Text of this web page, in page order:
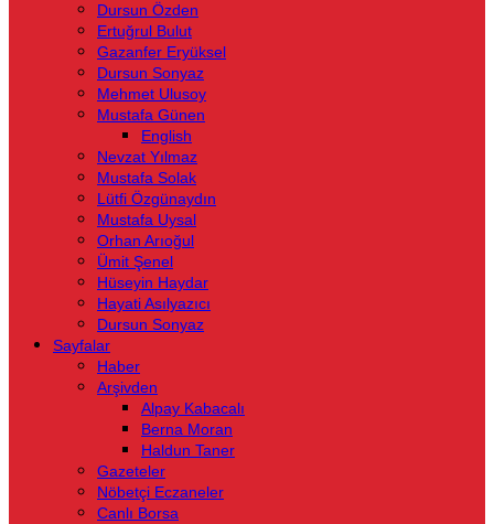
Dursun Özden
Ertuğrul Bulut
Gazanfer Eryüksel
Dursun Sonyaz
Mehmet Ulusoy
Mustafa Günen
English
Nevzat Yılmaz
Mustafa Solak
Lütfi Özgünaydın
Mustafa Uysal
Orhan Arıoğul
Ümit Şenel
Hüseyin Haydar
Hayati Asılyazıcı
Dursun Sonyaz
Sayfalar
Haber
Arşivden
Alpay Kabacalı
Berna Moran
Haldun Taner
Gazeteler
Nöbetçi Eczaneler
Canlı Borsa